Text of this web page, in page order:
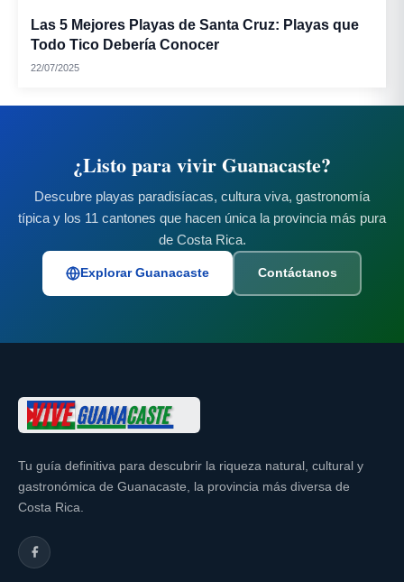
Las 5 Mejores Playas de Santa Cruz: Playas que
Todo Tico Debería Conocer
22/07/2025
¿Listo para vivir Guanacaste?
Descubre playas paradisíacas, cultura viva, gastronomía
típica y los 11 cantones que hacen única la provincia más pura
de Costa Rica.
Explorar Guanacaste Contáctanos
Tu guía definitiva para descubrir la riqueza natural, cultural y
gastronómica de Guanacaste, la provincia más diversa de
Costa Rica.